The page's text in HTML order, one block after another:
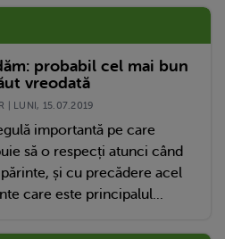
probabil cel mai bun
vreodată
| LUNI, 15.07.2019
importantă pe care
să o respecți atunci când
și cu precădere acel
care este principalul...